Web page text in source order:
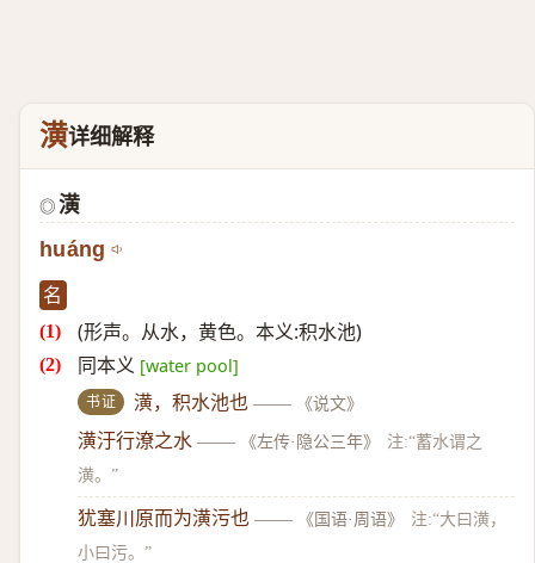
潢详细解释
◎ 潢
huáng
名
(形声。从水，黄色。本义:积水池)
同本义 [water pool]
书证 潢，积水池也 —— 《说文》
潢汙行潦之水 —— 《左传·隐公三年》
注:“蓄水谓之
潢。”
犹塞川原而为潢污也 —— 《国语·周语》
注:“大曰潢，
小曰污。”